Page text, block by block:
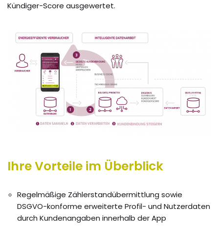
Kündiger-Score ausgewertet.
Ihre Vorteile im Überblick
Regelmäßige Zählerstandübermittlung sowie
DSGVO-konforme erweiterte Profil- und Nutzerdaten
durch Kundenangaben innerhalb der App